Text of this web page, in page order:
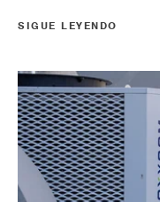
SIGUE LEYENDO